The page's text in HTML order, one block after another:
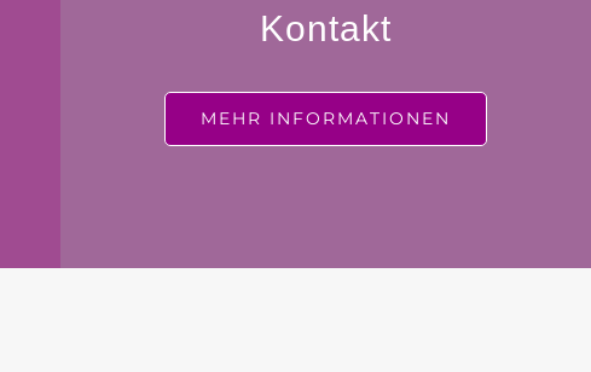
Kontakt
MEHR INFORMATIONEN